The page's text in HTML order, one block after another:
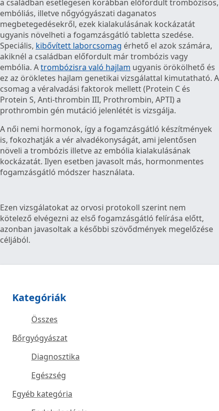
a családban esetlegesen korábban előfordult trombózisos,
embóliás, illetve nőgyógyászati daganatos
megbetegedésekről, ezek kialakulásának kockázatát
ugyanis növelheti a fogamzásgátló tabletta szedése.
Speciális, kibővített laborcsomag érhető el azok számára,
akiknél a családban előfordult már trombózis vagy
embólia. Atrombózisra való hajlam ugyanis örökölhető és
ez az örökletes hajlam genetikai vizsgálattal kimutatható. A
csomag a véralvadási faktorok mellett (Protein C és
Protein S, Anti-thrombin III, Prothrombin, APTI) a
prothrombin gén mutáció jelenlétét is vizsgálja.
A női nemi hormonok, így a fogamzásgátló készítmények
is, fokozhatják a vér alvadékonyságát, ami jelentősen
növeli a trombózis illetve az embólia kialakulásának
kockázatát. Ilyen esetben javasolt más, hormonmentes
fogamzásgátló módszer használata.
Ezen vizsgálatokat az orvosi protokoll szerint nem
kötelező elvégezni az első fogamzásgátló felírása előtt,
azonban javasoltak a későbbi szövődmények megelőzése
céljából.
Kategóriák
Összes
Bőrgyógyászat
Diagnosztika
Egészség
Egyéb kategória